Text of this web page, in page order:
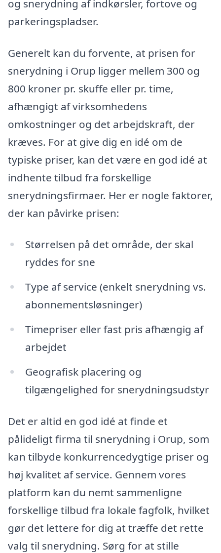
og snerydning af indkørsler, fortove og
parkeringspladser.
Generelt kan du forvente, at prisen for
snerydning i Orup ligger mellem 300 og
800 kroner pr. skuffe eller pr. time,
afhængigt af virksomhedens
omkostninger og det arbejdskraft, der
kræves. For at give dig en idé om de
typiske priser, kan det være en god idé at
indhente tilbud fra forskellige
snerydningsfirmaer. Her er nogle faktorer,
der kan påvirke prisen:
Størrelsen på det område, der skal
ryddes for sne
Type af service (enkelt snerydning vs.
abonnementsløsninger)
Timepriser eller fast pris afhængig af
arbejdet
Geografisk placering og
tilgængelighed for snerydningsudstyr
Det er altid en god idé at finde et
pålideligt firma til snerydning i Orup, som
kan tilbyde konkurrencedygtige priser og
høj kvalitet af service. Gennem vores
platform kan du nemt sammenligne
forskellige tilbud fra lokale fagfolk, hvilket
gør det lettere for dig at træffe det rette
valg til snerydning. Sørg for at stille